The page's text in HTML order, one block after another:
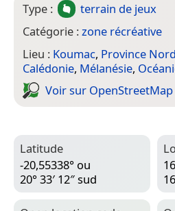
Type :
terrain de jeux
Catégorie :zone récréative
Lieu : Koumac, Province Nord
Calédonie, Mélanésie,
Voir sur Open­Street­Map
Latitude
-20,55338° ou
20° 33′ 12″ sud